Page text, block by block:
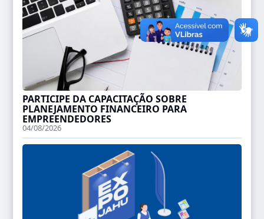
PARTICIPE DA CAPACITAÇÃO SOBRE
PLANEJAMENTO FINANCEIRO PARA
EMPREENDEDORES
04/08/2026